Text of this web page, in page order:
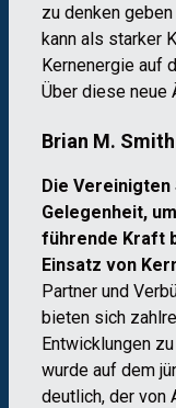
zu denken
kann als starker
Kernenergie auf
Über diese neue
Brian M.
Die
Gelegenheit,
führende Kraft
Einsatz von
Partner und
bieten sich
Entwicklungen
wurde auf dem
deutlich, der von